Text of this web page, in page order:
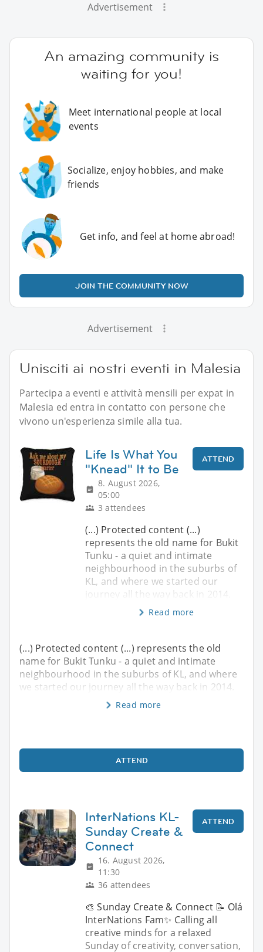
Advertisement
An amazing community is
waiting for you!
Meet international people at local
events
Socialize, enjoy hobbies, and make
friends
Get info, and feel at home abroad!
JOIN THE COMMUNITY NOW
Advertisement
Unisciti ai nostri eventi in Malesia
Partecipa a eventi e attività mensili per expat in
Malesia ed entra in contatto con persone che
vivono un'esperienza simile alla tua.
Life Is What You
"Knead" It to Be
8. August 2026,
05:00
3 attendees
ATTEND
(...) Protected content (...)
represents the old name for Bukit
Tunku - a quiet and intimate
neighbourhood in the suburbs of
KL, and where we started our
journey all the way back in 2014.
Read more
(...) Protected content (...) represents the old
name for Bukit Tunku - a quiet and intimate
neighbourhood in the suburbs of KL, and where
we started our journey all the way back in 2014.
Read more
ATTEND
InterNations KL-
Sunday Create &
Connect
16. August 2026,
11:30
36 attendees
ATTEND
🎨 Sunday Create & Connect 📝 Olá
InterNations Fam✨ Calling all
creative minds for a relaxed
Sunday of creativity, conversation,